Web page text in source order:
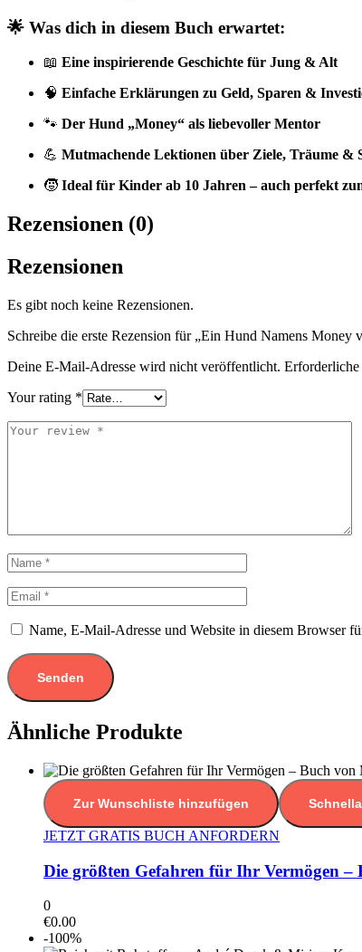
🌟 Was dich in diesem Buch erwartet:
📖 Eine inspirierende Geschichte für Jung & Alt
🧠 Einfache Erklärungen zu Geld, Sparen &
🐾 Der Hund „Money“ als liebevoller Mentor
💪 Mutmachende Lektionen über Ziele, Träume &
🧒 Ideal für Kinder ab 10 Jahren – auch perfekt
Rezensionen (0)
Rezensionen
Es gibt noch keine Rezensionen.
Schreibe die erste Rezension für „Ein Hund Namens Money
Deine E-Mail-Adresse wird nicht veröffentlicht.
Your rating *
Name, E-Mail-Adresse und Website in diesem Browser
Ähnliche Produkte
Zur Wunschliste hinzufügen
JETZT GRATIS BUCH ANFORDERN
Die größten Gefahren für Ihr Vermögen
0
€0.00
-100%